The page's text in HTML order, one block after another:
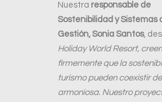
Nuestra responsable de
Sostenibilidad y Sistemas
Gestión, Sonia Santos,
Holiday World Resort,
firmemente que la
turismo pueden coexistir
armoniosa. Nuestro